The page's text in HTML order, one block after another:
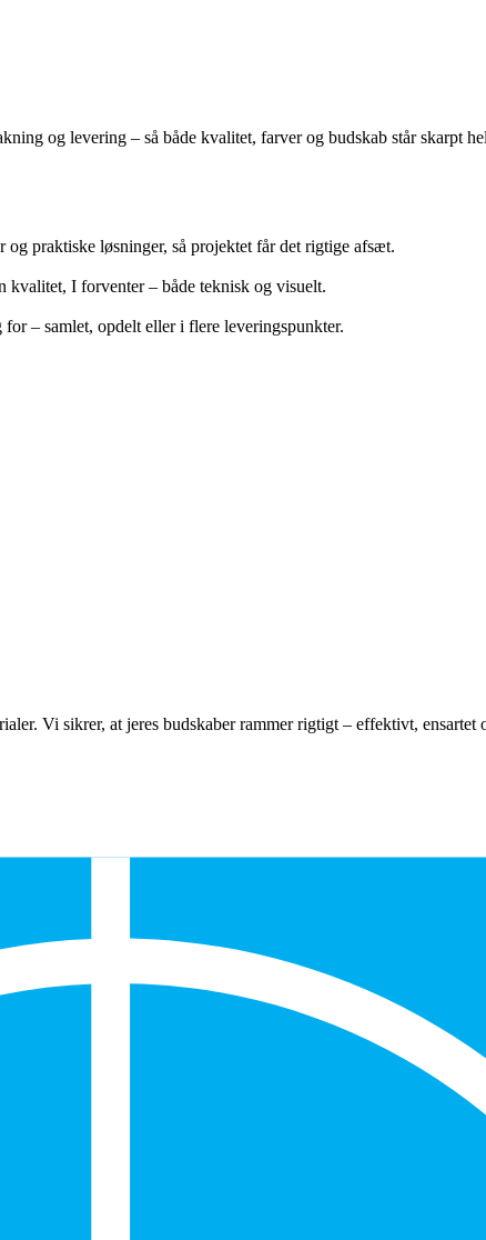
og levering – så både kvalitet, farver og budskab står skarpt
praktiske løsninger, så projektet får det rigtige afsæt.
I forventer – både teknisk og visuelt.
– samlet, opdelt eller i flere leveringspunkter.
Vi sikrer, at jeres budskaber rammer rigtigt – effektivt, ensartet